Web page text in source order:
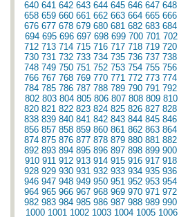
640 641 642 643 644 645 646 647 648
658 659 660 661 662 663 664 665 666
676 677 678 679 680 681 682 683 684
694 695 696 697 698 699 700 701 702
712 713 714 715 716 717 718 719 720
730 731 732 733 734 735 736 737 738
748 749 750 751 752 753 754 755 756
766 767 768 769 770 771 772 773 774
784 785 786 787 788 789 790 791 792
802 803 804 805 806 807 808 809 810
820 821 822 823 824 825 826 827 828
838 839 840 841 842 843 844 845 846
856 857 858 859 860 861 862 863 864
874 875 876 877 878 879 880 881 882
892 893 894 895 896 897 898 899 900
910 911 912 913 914 915 916 917 918
928 929 930 931 932 933 934 935 936
946 947 948 949 950 951 952 953 954
964 965 966 967 968 969 970 971 972
982 983 984 985 986 987 988 989 990
1000 1001 1002 1003 1004 1005 1006